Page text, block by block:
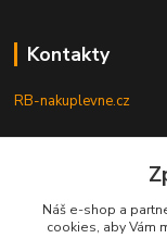
Kontakty
RB-nakuplevne.cz
+420
info@rb-
Náš e-shop a
cookies, aby Vám